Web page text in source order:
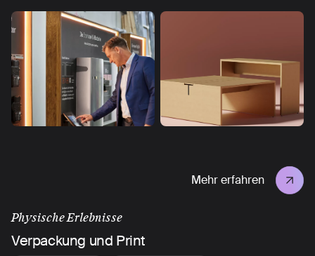
Mehr erfahren
Physische Erlebnisse
Verpackung und Print